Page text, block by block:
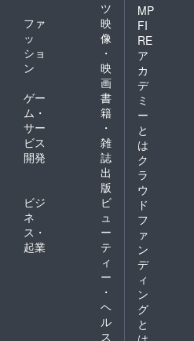
ツ
ファ
ッ
ショ
ン
映
像
・
映
画
ゲー
ム・
サー
ビス
開発
書
籍
・
雑
誌
出
版
ビジ
ネ
ス・
起業
ビ
ュ
ー
テ
ィ
ー
・
ヘ
ル
ス
MP
FI
RE
ア
カ
デ
ミ
ー
と
は
ク
ラ
ウ
ド
フ
ァ
ン
デ
ィ
ン
グ
と